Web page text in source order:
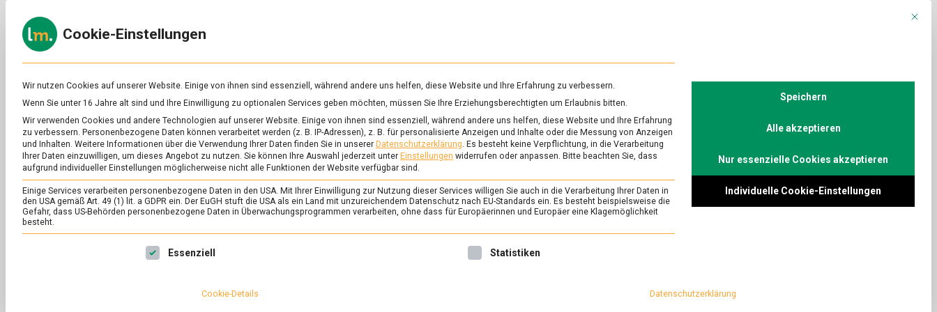
to
content
zu
&
Ernährung
Mit
Cookie-Einstellungen
Wir nutzen Cookies auf unserer Website. Einige von ihnen sind essenziell, während andere uns helfen, diese Website und Ihre Erfahrung zu verbessern.
Wenn Sie unter 16 Jahre alt sind und Ihre Einwilligung zu optionalen Services geben möchten, müssen Sie Ihre Erziehungsberechtigten um Erlaubnis bitten.
Wir verwenden Cookies und andere Technologien auf unserer Website. Einige von ihnen sind essenziell, während andere uns helfen, diese Website und Ihre Erfahrung
zu verbessern. Personenbezogene Daten können verarbeitet werden (z. B. IP-Adressen), z. B. für personalisierte Anzeigen und Inhalte oder die Messung von Anzeigen
und Inhalten. Weitere Informationen über die Verwendung Ihrer Daten finden Sie in unserer Datenschutzerklärung. Es besteht keine Verpflichtung, in die Verarbeitung
Ihrer Daten einzuwilligen, um dieses Angebot zu nutzen. Sie können Ihre Auswahl jederzeit unter Einstellungen widerrufen oder anpassen. Bitte beachten Sie, dass
aufgrund individueller Einstellungen möglicherweise nicht alle Funktionen der Website verfügbar sind.
Einige Services verarbeiten personenbezogene Daten in den USA. Mit Ihrer Einwilligung zur Nutzung dieser Services willigen Sie auch in die Verarbeitung Ihrer Daten in
den USA gemäß Art. 49 (1) lit. a GDPR ein. Der EuGH stuft die USA als ein Land mit unzureichendem Datenschutz nach EU-Standards ein. Es besteht beispielsweise die
Gefahr, dass US-Behörden personenbezogene Daten in Überwachungsprogrammen verarbeiten, ohne dass für Europäerinnen und Europäer eine Klagemöglichkeit
besteht.
Es folgt eine Liste der Service-Gruppen, für die eine Einwilligung erteilt werden kann. Die erste Service-Gruppe ist essenziell und kann nicht abgewählt werden.
Essenziell Statistiken
Speichern
Alle akzeptieren
Nur essenzielle Cookies akzeptieren
Individuelle Cookie-Einstellungen
Cookie-Details Datenschutzerklärung